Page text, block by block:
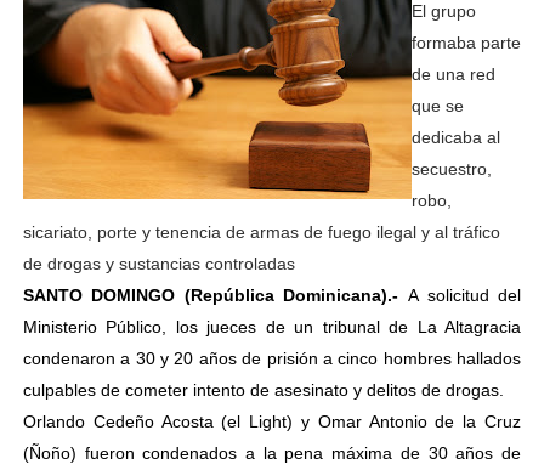
El grupo
formaba parte
de una red
que se
dedicaba al
secuestro,
robo,
sicariato, porte y tenencia de armas de fuego ilegal y al tráfico
de drogas y sustancias controladas
SANTO DOMINGO (República Dominicana).- A solicitud del
Ministerio Público, los jueces de un tribunal de La Altagracia
condenaron a 30 y 20 años de prisión a cinco hombres hallados
culpables de cometer intento de asesinato y delitos de drogas.
Orlando Cedeño Acosta (el Light) y Omar Antonio de la Cruz
(Ñoño) fueron condenados a la pena máxima de 30 años de